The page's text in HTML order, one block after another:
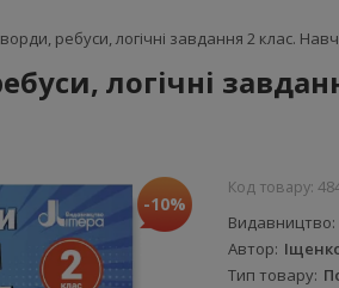
ребуси, логічні завдання 2 клас.
логічні
-10%
Код товару:
Видавництво
Автор
Тип товару